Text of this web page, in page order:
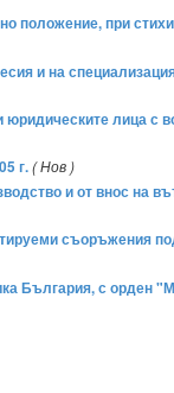
положение, при
и на
юридическите лица с
г.( Нов )
и от внос на
съоръжения
България, с орден